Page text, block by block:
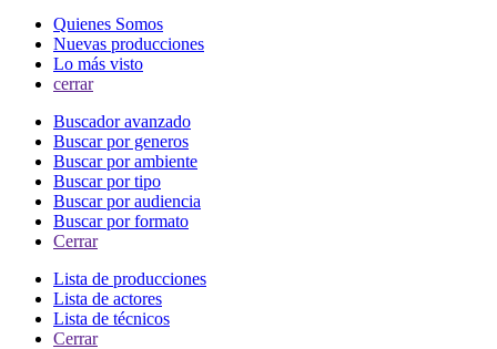
Quienes Somos
Nuevas producciones
Lo más visto
cerrar
Buscador avanzado
Buscar por generos
Buscar por ambiente
Buscar por tipo
Buscar por audiencia
Buscar por formato
Cerrar
Lista de producciones
Lista de actores
Lista de técnicos
Cerrar